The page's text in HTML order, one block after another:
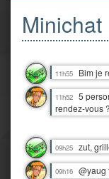
Minichat
11h55 Bim je
11h52 5
rendez-vous ?
09h25 zut,
09h16 @yaug